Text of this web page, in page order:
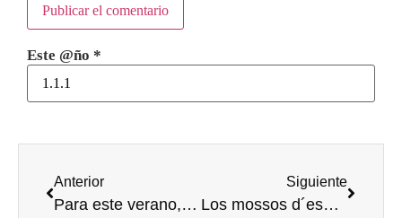
Este @ño *
Anterior
Para este verano, Método Ci-fuentes
Siguiente
Los mossos d´esquadra renuevan vestuario